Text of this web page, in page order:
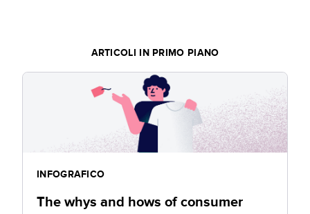
ARTICOLI IN PRIMO PIANO
INFOGRAFICO
The whys and hows of consumer